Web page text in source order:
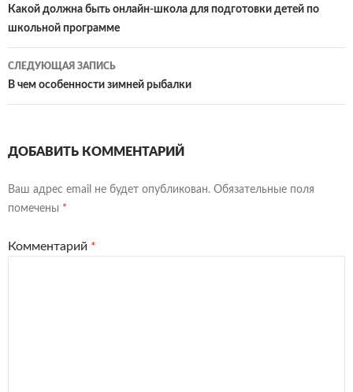
по
записям
Какой должна быть онлайн-школа для подготовки детей по
школьной программе
СЛЕДУЮЩАЯ ЗАПИСЬ
В чем особенности зимней рыбалки
ДОБАВИТЬ КОММЕНТАРИЙ
Ваш адрес email не будет опубликован. Обязательные поля
помечены *
Комментарий *